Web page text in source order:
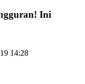
Ini
14:28